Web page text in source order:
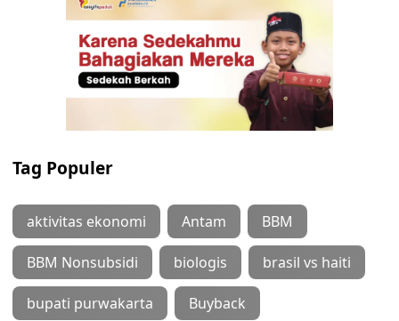
Tag Populer
aktivitas ekonomi Antam BBM
BBM Nonsubsidi biologis brasil vs haiti
bupati purwakarta Buyback